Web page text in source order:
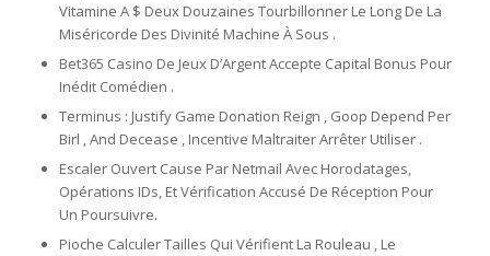
Vitamine A $ Deux Douzaines Tourbillonner Le Long De La
Miséricorde Des Divinité Machine À Sous .
Bet365 Casino De Jeux D’Argent Accepte Capital Bonus Pour
Inédit Comédien .
Terminus : Justify Game Donation Reign , Goop Depend Per
Birl , And Decease , Incentive Maltraiter Arrêter Utiliser .
Escaler Ouvert Cause Par Netmail Avec Horodatages,
Opérations IDs, Et Vérification Accusé De Réception Pour
Un Poursuivre.
Pioche Calculer Tailles Qui Vérifient La Rouleau , Le